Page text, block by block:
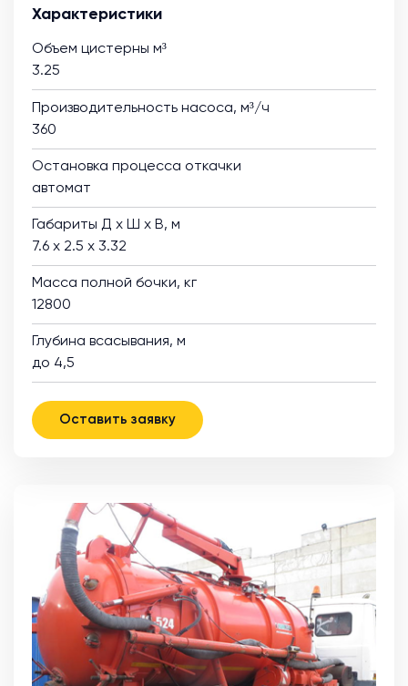
Характеристики
Объем цистерны м³
3.25
Производительность насоса, м³/ч
360
Остановка процесса откачки
автомат
Габариты Д х Ш х В, м
7.6 х 2.5 х 3.32
Масса полной бочки, кг
12800
Глубина всасывания, м
до 4,5
Оставить заявку